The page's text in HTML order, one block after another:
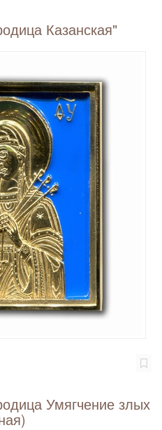
Казанская"
Умягчение злых